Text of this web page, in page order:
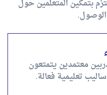
بتمكين المتعلمين حول
معتمدين يتمتعون
تعليمية فعالة.